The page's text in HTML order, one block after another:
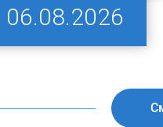
06.08.2026